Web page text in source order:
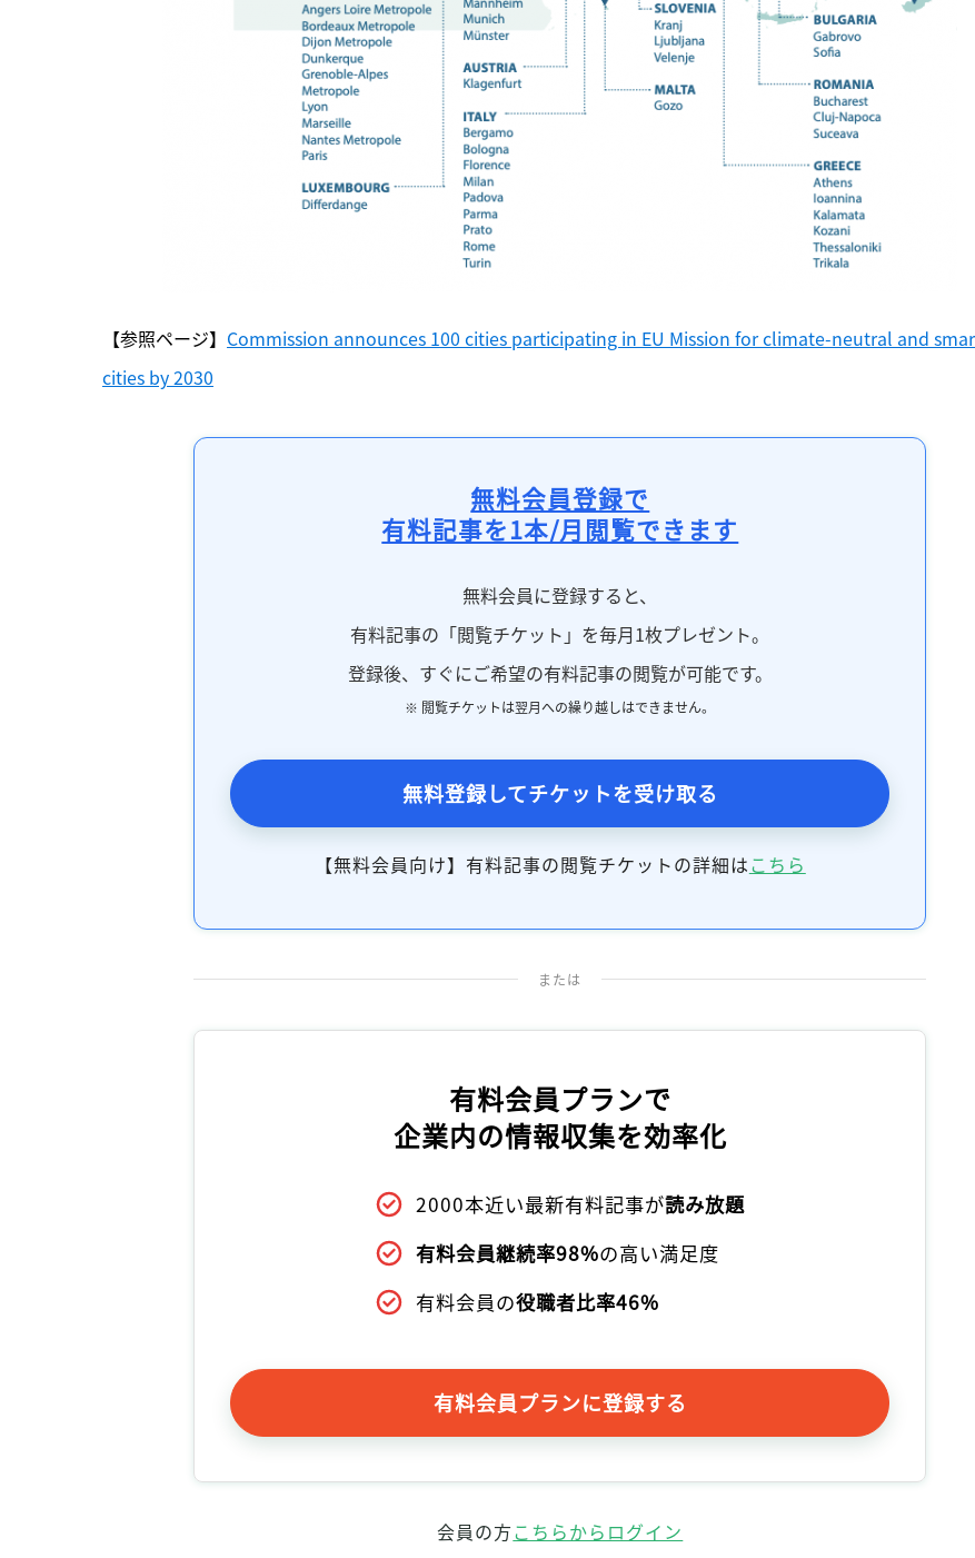
【参照ページ】 Commission announces 100 cities participating in EU Mission for climate-neutral and
cities by 2030
無料会員登録で
有料記事を1本/月閲覧できます
無料会員に登録すると、
有料記事の「閲覧チケット」を毎月1枚プレゼント。
登録後、すぐにご希望の有料記事の閲覧が可能です。
※ 閲覧チケットは翌月への繰り越しはできません。
無料登録してチケットを受け取る
【無料会員向け】有料記事の閲覧チケットの詳細はこちら
または
有料会員プランで
企業内の情報収集を効率化
2000本近い最新有料記事が読み放題
有料会員継続率98%の高い満足度
有料会員の役職者比率46%
有料会員プランに登録する
会員の方こちらからログイン
記事をお気に入りに保存するには
ログインが必要です
会員登録